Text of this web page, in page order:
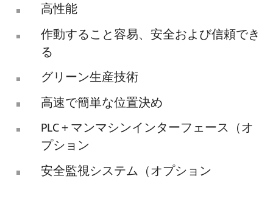
高性能
作動すること容易、安全および信頼でき
る
グリーン生産技術
高速で簡単な位置決め
PLC + マンマシンインターフェース（オ
プション
安全監視システム（オプション